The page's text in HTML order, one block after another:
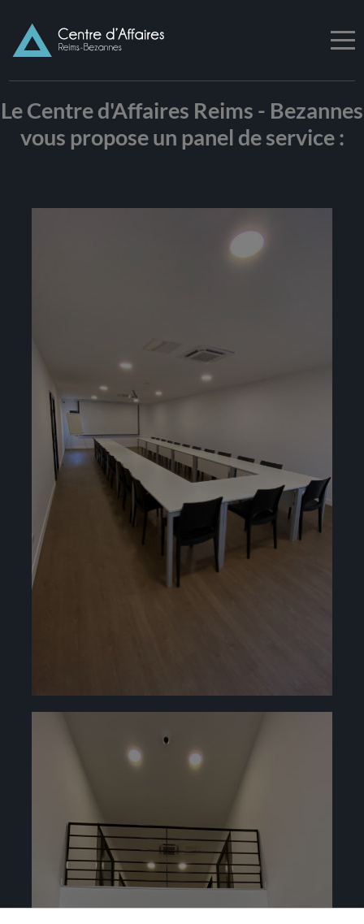
Le Centre d'Affaires Reims - Bezannes
vous propose un panel de service :